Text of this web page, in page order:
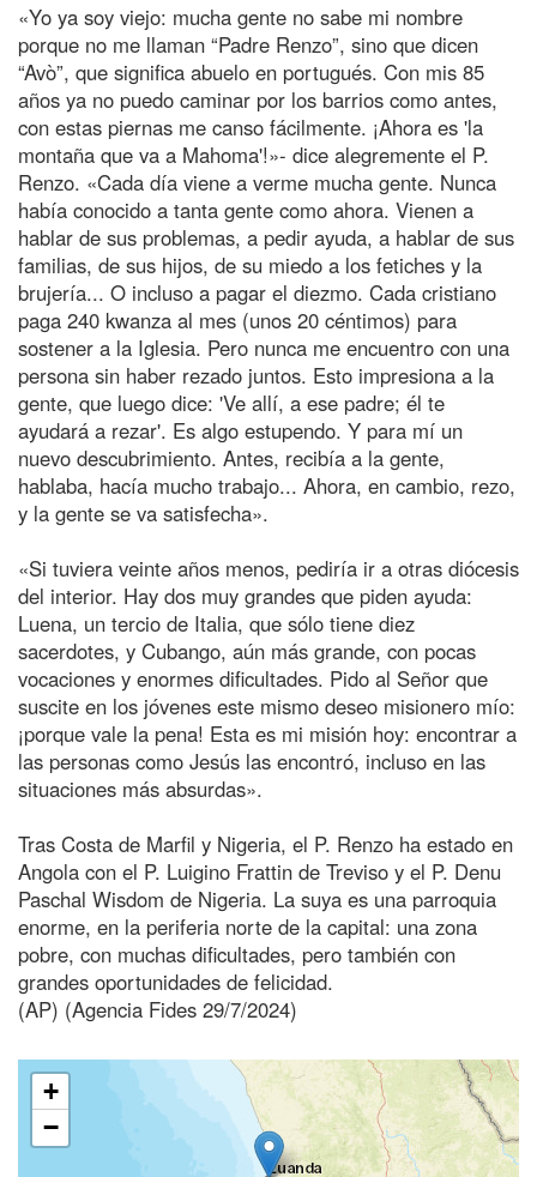
«Yo ya soy viejo: mucha gente no sabe mi nombre
porque no me llaman “Padre Renzo”, sino que dicen
“Avò”, que significa abuelo en portugués. Con mis 85
años ya no puedo caminar por los barrios como antes,
con estas piernas me canso fácilmente. ¡Ahora es 'la
montaña que va a Mahoma'!»- dice alegremente el P.
Renzo. «Cada día viene a verme mucha gente. Nunca
había conocido a tanta gente como ahora. Vienen a
hablar de sus problemas, a pedir ayuda, a hablar de sus
familias, de sus hijos, de su miedo a los fetiches y la
brujería... O incluso a pagar el diezmo. Cada cristiano
paga 240 kwanza al mes (unos 20 céntimos) para
sostener a la Iglesia. Pero nunca me encuentro con una
persona sin haber rezado juntos. Esto impresiona a la
gente, que luego dice: 'Ve allí, a ese padre; él te
ayudará a rezar'. Es algo estupendo. Y para mí un
nuevo descubrimiento. Antes, recibía a la gente,
hablaba, hacía mucho trabajo... Ahora, en cambio, rezo,
y la gente se va satisfecha».
«Si tuviera veinte años menos, pediría ir a otras diócesis
del interior. Hay dos muy grandes que piden ayuda:
Luena, un tercio de Italia, que sólo tiene diez
sacerdotes, y Cubango, aún más grande, con pocas
vocaciones y enormes dificultades. Pido al Señor que
suscite en los jóvenes este mismo deseo misionero mío:
¡porque vale la pena! Esta es mi misión hoy: encontrar a
las personas como Jesús las encontró, incluso en las
situaciones más absurdas».
Tras Costa de Marfil y Nigeria, el P. Renzo ha estado en
Angola con el P. Luigino Frattin de Treviso y el P. Denu
Paschal Wisdom de Nigeria. La suya es una parroquia
enorme, en la periferia norte de la capital: una zona
pobre, con muchas dificultades, pero también con
grandes oportunidades de felicidad.
(AP) (Agencia Fides 29/7/2024)
+
−